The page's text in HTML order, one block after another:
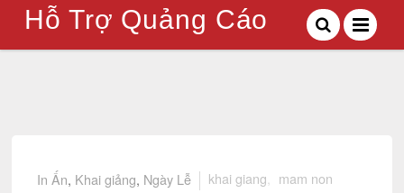
Hỗ Trợ Quảng Cáo
In Ấn Khai giảng Ngày Lễ khai giang mam non